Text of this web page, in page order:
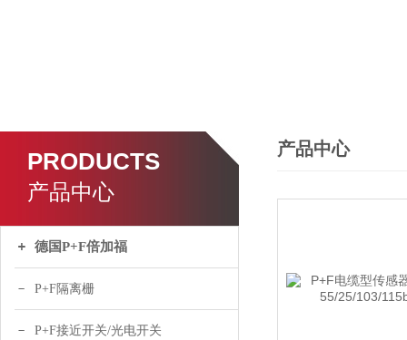
PRODUCTS
产品中心
德国P+F倍加福
P+F隔离栅
P+F接近开关/光电开关
产品中心